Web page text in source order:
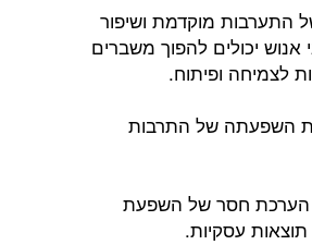
התערבות מוקדמת ושיפור
יכולים להפוך משברים
לצמיחה ופיתוח.
השפעתה של התרבות
הערכת חסר של השפעת
עסקיות.